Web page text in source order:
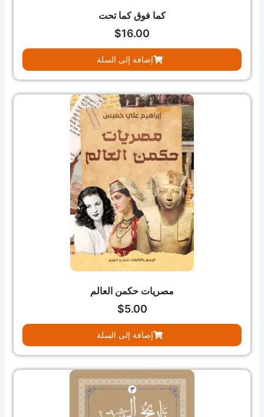
كما فوق كما تحت
$16.00
إضافة إلى السلة
مصريات حكمن العالم
$5.00
إضافة إلى السلة